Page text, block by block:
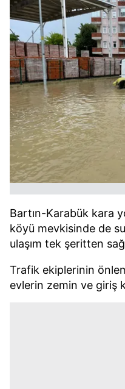
Bartın-Karabük kara
köyü mevkisinde de
ulaşım tek şeritten
Trafik ekiplerinin
evlerin zemin ve giriş